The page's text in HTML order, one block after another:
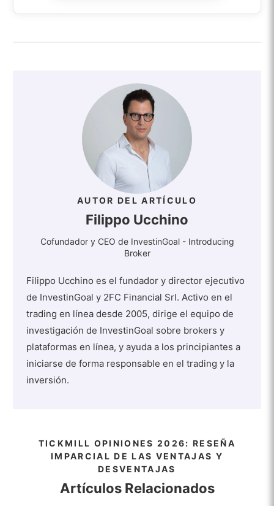
VISITA TICKMILL
El 73% de las cuentas de inversores minoristas pierden dinero
AUTOR DEL ARTÍCULO
Filippo Ucchino
Cofundador y CEO de InvestinGoal - Introducing
Broker
Filippo Ucchino es el fundador y director ejecutivo
de InvestinGoal y 2FC Financial Srl. Activo en el
trading en línea desde 2005, dirige el equipo de
investigación de InvestinGoal sobre brokers y
plataformas en línea, y ayuda a los principiantes a
iniciarse de forma responsable en el trading y la
inversión.
TICKMILL OPINIONES 2026: RESEÑA
IMPARCIAL DE LAS VENTAJAS Y
DESVENTAJAS
Artículos Relacionados